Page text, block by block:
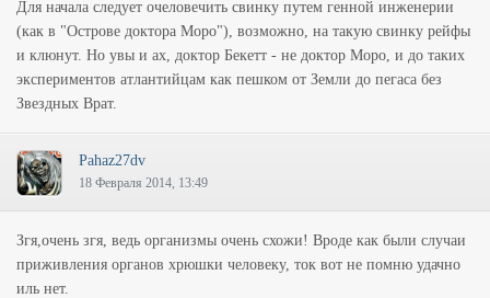
Для начала следует очеловечить свинку путем генной инженерии
(как в "Острове доктора Моро"), возможно, на такую свинку рейфы
и клюнут. Но увы и ах, доктор Бекетт - не доктор Моро, и до таких
экспериментов атлантийцам как пешком от Земли до пегаса без
Звездных Врат.
Pahaz27dv
18 Февраля 2014, 13:49
Згя,очень згя, ведь организмы очень схожи! Вроде как были случаи
приживления органов хрюшки человеку, ток вот не помню удачно
иль нет.